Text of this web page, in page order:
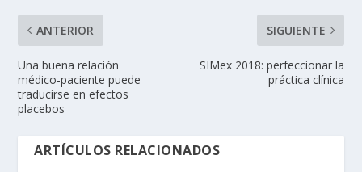
ANTERIOR
Una buena relación
médico-paciente puede
traducirse en efectos
placebos
SIGUIENTE
SIMex 2018: perfeccionar la
práctica clínica
ARTÍCULOS RELACIONADOS